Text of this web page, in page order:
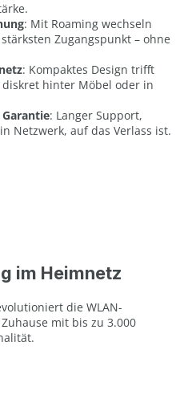
: Mit Roaming wechseln
Zugangspunkt – ohne
: Kompaktes Design trifft
hinter Möbel oder in
: Langer Support,
Netzwerk, auf das Verlass ist.
im Heimnetz
die WLAN-
mit bis zu 3.000